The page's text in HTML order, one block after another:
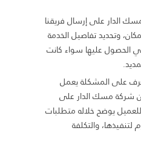
الدار على إرسال فريقنا
وتحديد تفاصيل الخدمة
الحصول عليها سواء كانت
على المشكلة يعمل
شركة مسك الدار على
يوضح خلاله متطلبات
لتنفيذها، والتكلفة